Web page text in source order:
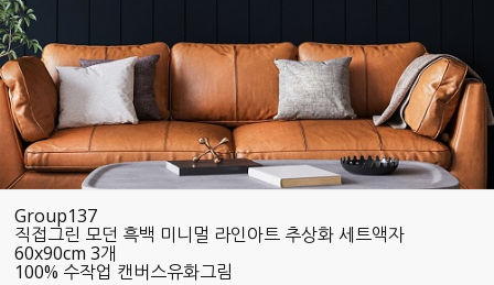
Group137
직접그린 모던 흑백 미니멀 라인아트 추상화 세트액자
60x90cm 3개
100% 수작업 캔버스유화그림